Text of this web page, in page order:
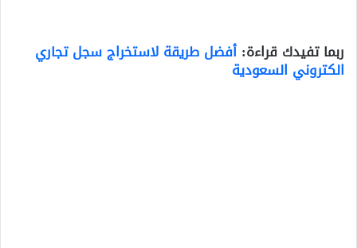
ربما تفيدك قراءة: أفضل طريقة لاستخراج سجل تجاري
الكتروني السعودية